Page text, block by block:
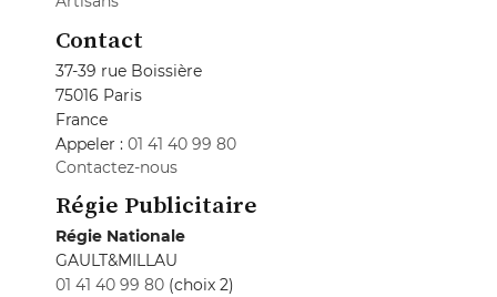
Contact
37-39 rue Boissière
75016 Paris
France
Appeler : 01 41 40 99 80
Contactez-nous
Régie Publicitaire
Régie Nationale
GAULT&MILLAU
01 41 40 99 80 (choix 2)